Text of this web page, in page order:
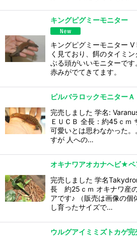
キングピグミーモニター
キングピグミーモニター
く見ており、餌のタイミ
ぶる頭がいいモニターで
赤みがでてきてます。
ピルバラロックモニターＡ
完売しました 学名:
ＥＵＣＢ 全長：約45ｃｍ
可愛いとは思わなかった
すが 人への…
オキナワアオカナヘビ★ペ
完売しました 学名
長 約25ｃｍ オキナワ産
アです♪ （販売は画像の個
し育ったサイズで…
ウルグアイミミズトカゲ完